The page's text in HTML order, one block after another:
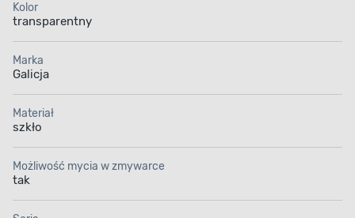
Kolor
transparentny
Marka
Galicja
Materiał
szkło
Możliwość mycia w zmywarce
tak